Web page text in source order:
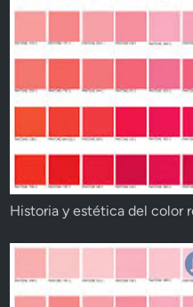
Historia y estética del color